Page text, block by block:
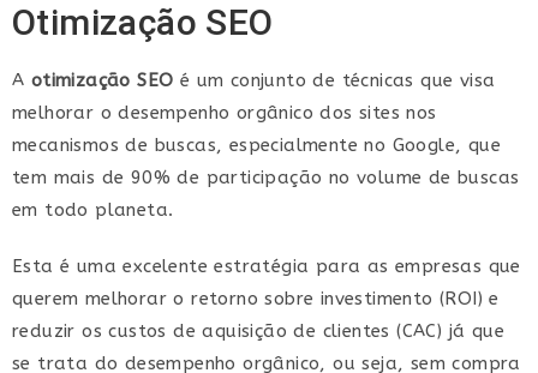
Otimização SEO
A otimização SEO é um conjunto de técnicas que visa
melhorar o desempenho orgânico dos sites nos
mecanismos de buscas, especialmente no Google, que
tem mais de 90% de participação no volume de buscas
em todo planeta.
Esta é uma excelente estratégia para as empresas que
querem melhorar o retorno sobre investimento (ROI) e
reduzir os custos de aquisição de clientes (CAC) já que
se trata do desempenho orgânico, ou seja, sem compra